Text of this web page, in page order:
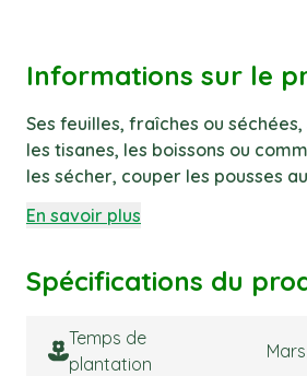
Informations sur le
Ses feuilles, fraîches ou
les tisanes, les boissons ou
les sécher, couper les pousses
En savoir plus
Spécifications du
Temps de
plantation